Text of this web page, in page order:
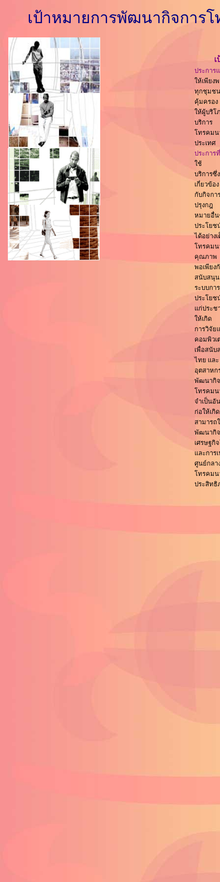
เป้าหมายการพัฒนากิจการ
ประการ
ให้เพียง
ทุกชุมชน
คุ้มครอง
ให้ผู้บริโ
บริการ
โทรคมน
ประเทศ
ประการ
ใช้
บริการซึ่
เกี่ยวข้อง
กับกิจกา
ปรุงกฎ
หมายอื่น
ประโยช
ได้อย่า
โทรคมน
คุณภาพ
พอเพียง
สนับสนุน
ระบบกา
ประโยช
แก่ประ
ให้เกิด
การวิจัย
คอมพิวเ
เพื่อสนั
ไทย และ
อุตสาห
พัฒนากิ
โทรคมน
จำเป็นอั
ก่อให้เกิ
สามารถ
พัฒนากิจ
เศรษฐกิ
และการ
ศูนย์กลา
โทรคมน
ประสิทธิ